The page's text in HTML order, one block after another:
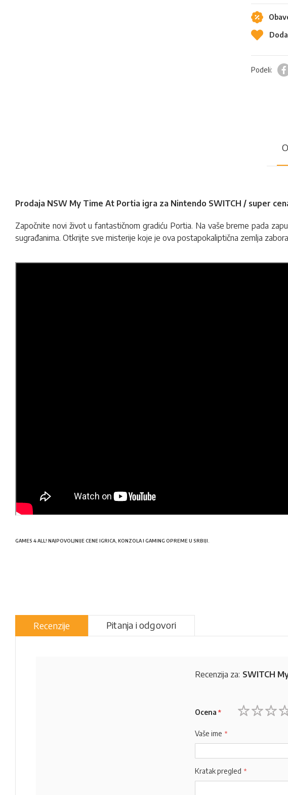
Podeli:
Prodaja NSW My Time At Portia igra za Nintendo SWITCH / super
Započnite novi život u fantastičnom gradiću Portia. Na vaše breme pada
sugrađanima. Otkrijte sve misterije koje je ova postapokaliptična zemlja
GAMES 4 ALL! NAJPOVOLJNIJE CENE IGRICA, KONZOLA I GAMING OPREME U SRBIJI.
Recenzije Pitanja i odgovori
Recenzija za: SWITCH
Ocena
Vaše ime
Kratak pregled